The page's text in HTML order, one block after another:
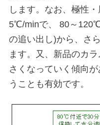
します。なお、極性
5℃/minで、 80～
の追い出し)から、さ
ます。又、新品のカ
さくなっていく傾向
うことも有効です。